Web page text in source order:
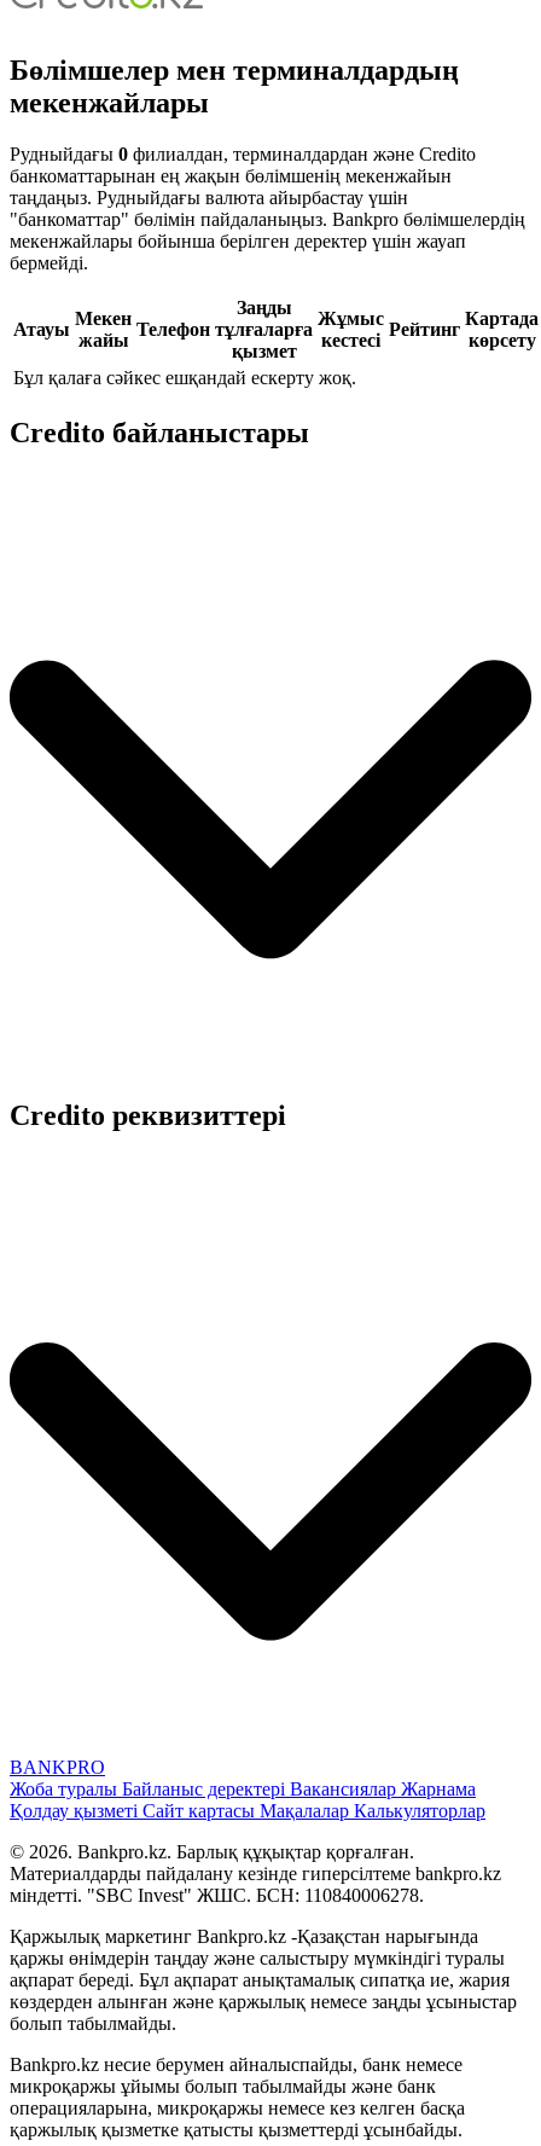
Бөлімшелер мен терминалдардың
мекенжайлары
Рудныйдағы 0 филиалдан, терминалдардан және Credito
банкоматтарынан ең жақын бөлімшенің мекенжайын
таңдаңыз. Рудныйдағы валюта айырбастау үшін
"банкоматтар" бөлімін пайдаланыңыз. Bankpro бөлімшелердің
мекенжайлары бойынша берілген деректер үшін жауап
бермейді.
Атауы
Мекен
жайы
Телефон
Заңды
тұлғаларға
қызмет
Жұмыс
кестесі
Рейтинг
Картада
көрсету
Бұл қалаға сәйкес ешқандай ескерту жоқ.
Credito байланыстары
Credito реквизиттері
BANKPRO
Жоба туралы Байланыс деректері Вакансиялар Жарнама
Қолдау қызметі Сайт картасы Мақалалар Калькуляторлар
© 2026. Bankpro.kz. Барлық құқықтар қорғалған.
Материалдарды пайдалану кезінде гиперсілтеме bankpro.kz
міндетті. "SBC Invest" ЖШС. БСН: 110840006278.
Қаржылық маркетинг Bankpro.kz -Қазақстан нарығында
қаржы өнімдерін таңдау және салыстыру мүмкіндігі туралы
ақпарат береді. Бұл ақпарат анықтамалық сипатқа ие, жария
көздерден алынған және қаржылық немесе заңды ұсыныстар
болып табылмайды.
Bankpro.kz несие берумен айналыспайды, банк немесе
микроқаржы ұйымы болып табылмайды және банк
операцияларына, микроқаржы немесе кез келген басқа
қаржылық қызметке қатысты қызметтерді ұсынбайды.